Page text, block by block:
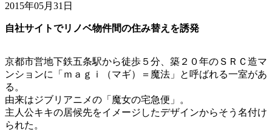
2015年05月31日
自社サイトでリノベ物件間の住み替えを誘発
京都市営地下鉄五条駅から徒歩５分、築２０年のＳＲＣ造マ
ンションに「ｍａｇｉ（マギ）＝魔法」と呼ばれる一室があ
る。
由来はジブリアニメの「魔女の宅急便」。
主人公キキの居候先をイメージしたデザインからそう名付け
られた。